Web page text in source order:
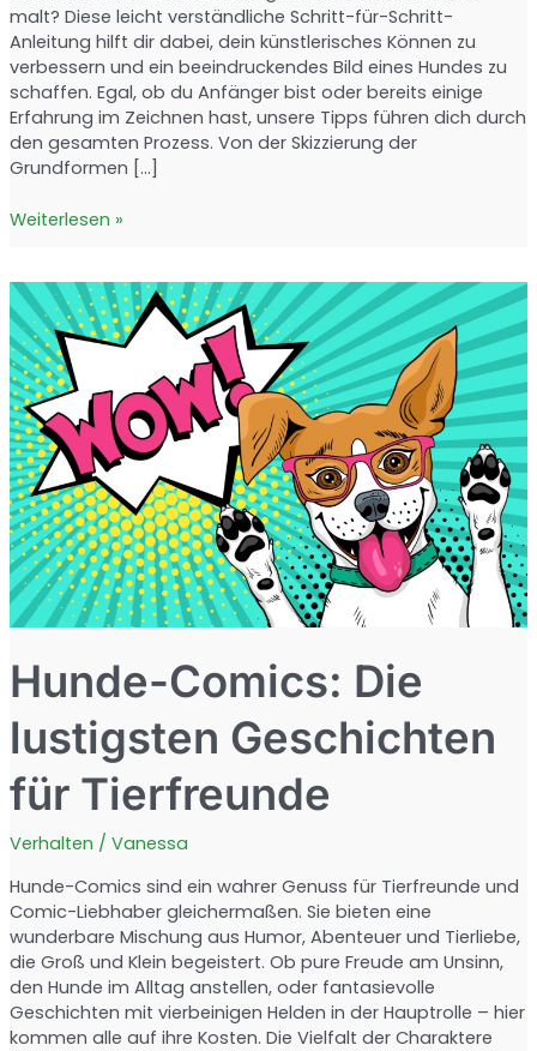
malt? Diese leicht verständliche Schritt-für-Schritt-
Anleitung hilft dir dabei, dein künstlerisches Können zu
verbessern und ein beeindruckendes Bild eines Hundes zu
schaffen. Egal, ob du Anfänger bist oder bereits einige
Erfahrung im Zeichnen hast, unsere Tipps führen dich durch
den gesamten Prozess. Von der Skizzierung der
Grundformen […]
Hund
gemacht:
Schritt-
für-
Schritt-
Anleitung
Weiterlesen »
Hunde-Comics: Die
lustigsten Geschichten
für Tierfreunde
Verhalten / Vanessa
Hunde-Comics sind ein wahrer Genuss für Tierfreunde und
Comic-Liebhaber gleichermaßen. Sie bieten eine
wunderbare Mischung aus Humor, Abenteuer und Tierliebe,
die Groß und Klein begeistert. Ob pure Freude am Unsinn,
den Hunde im Alltag anstellen, oder fantasievolle
Geschichten mit vierbeinigen Helden in der Hauptrolle – hier
kommen alle auf ihre Kosten. Die Vielfalt der Charaktere